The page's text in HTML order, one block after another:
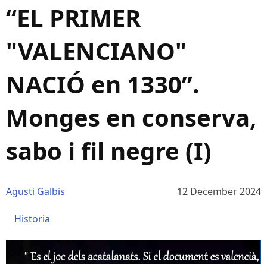
“EL PRIMER
"VALENCIANO"
NACIÓ en 1330”.
Monges en conserva,
sabo i fil negre (I)
Agusti Galbis 12 December 2024
Historia